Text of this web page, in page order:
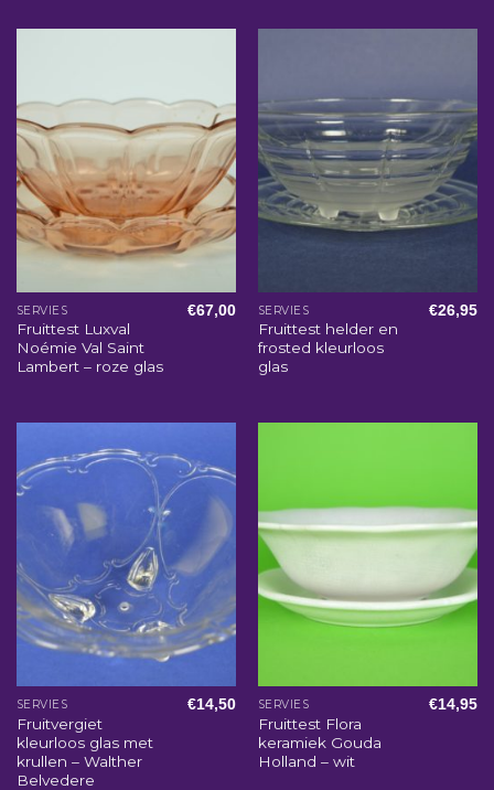
SERVIES
Fruittest Luxval
Noémie Val Saint
Lambert – roze glas
€67,00 SERVIES
Fruittest helder en
frosted kleurloos
glas
€26,95
SERVIES
Fruitvergiet
kleurloos glas met
krullen – Walther
Belvedere
€14,50 SERVIES
Fruittest Flora
keramiek Gouda
Holland – wit
€14,95